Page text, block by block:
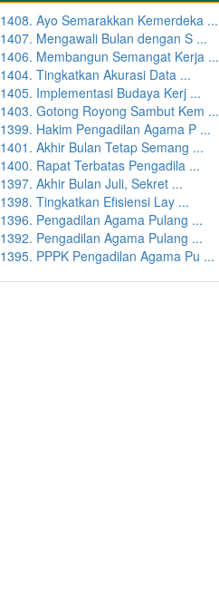
1408. Ayo Semarakkan Kemerdeka ...
1407. Mengawali Bulan dengan S ...
1406. Membangun Semangat Kerja ...
1404. Tingkatkan Akurasi Data ...
1405. Implementasi Budaya Kerj ...
1403. Gotong Royong Sambut Kem ...
1399. Hakim Pengadilan Agama P ...
1401. Akhir Bulan Tetap Semang ...
1400. Rapat Terbatas Pengadila ...
1397. Akhir Bulan Juli, Sekret ...
1398. Tingkatkan Efisiensi Lay ...
1396. Pengadilan Agama Pulang ...
1392. Pengadilan Agama Pulang ...
1395. PPPK Pengadilan Agama Pu ...